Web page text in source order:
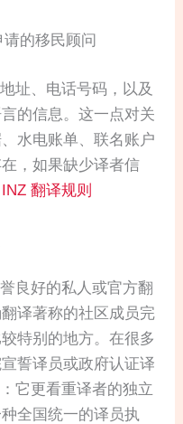
的移民顾问
址、电话号码，以及
的信息。这一点对关
水电账单、联名账户
，如果缺少译者信
INZ 翻译规则
良好的私人或官方翻
译著称的社区成员完
特别的地方。在很多
誓译员或政府认证译
它更看重译者的独立
全国统一的译员执